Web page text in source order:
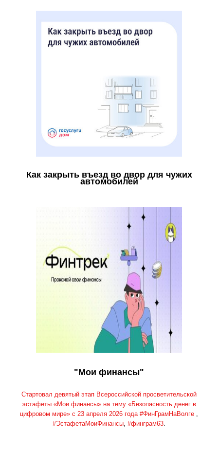
Как закрыть въезд во двор для чужих
автомобилей
"Мои финансы"
Стартовал девятый этап Всероссийской просветительской
эстафеты «Мои финансы» на тему «Безопасность денег в
цифровом мире» с 23 апреля 2026 года #ФинГрамНаВолге ,
#ЭстафетаМоиФинансы, #финграм63.